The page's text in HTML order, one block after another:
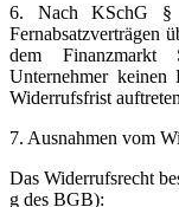
6. Nach KSchG §
Fernabsatzverträgen
dem Finanzmarkt
Unternehmer
Widerrufsfrist
7. Ausnahmen vom
Das Widerrufsrecht
g des BGB):